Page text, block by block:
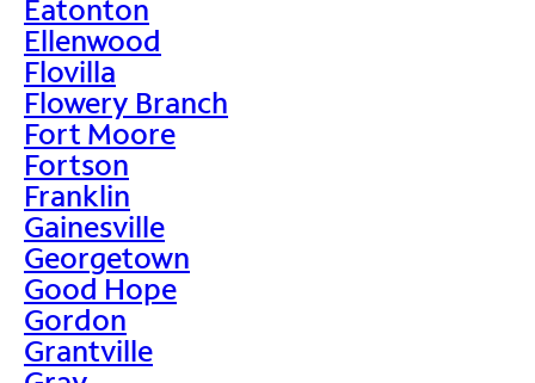
Eatonton
Ellenwood
Flovilla
Flowery Branch
Fort Moore
Fortson
Franklin
Gainesville
Georgetown
Good Hope
Gordon
Grantville